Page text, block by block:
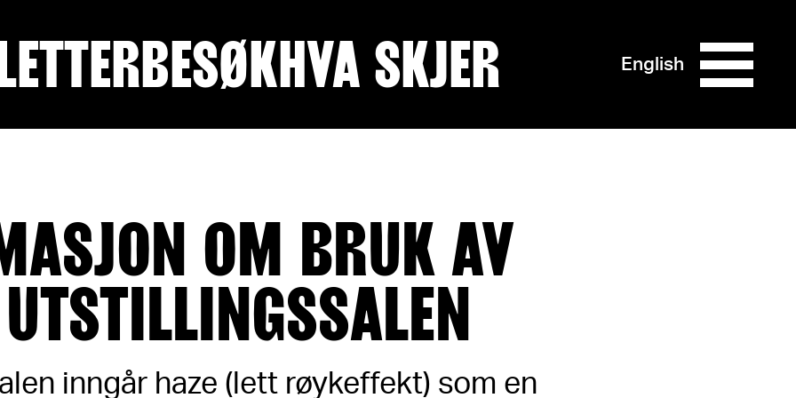
BESØKHVA SKJER English
OM BRUK AV
inngår haze (lett røykeffekt) som en